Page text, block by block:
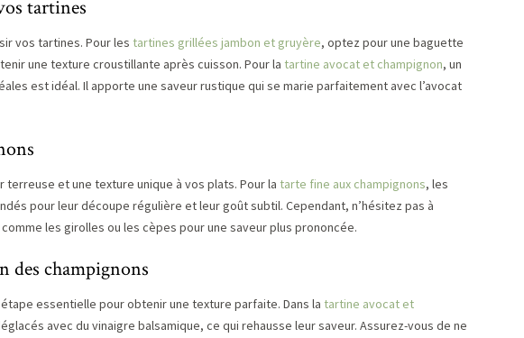
tartines
vos tartines. Pour les tartines grillées jambon et gruyère, optez pour une baguette
une texture croustillante après cuisson. Pour la tartine avocat et champignon, un
est idéal. Il apporte une saveur rustique qui se marie parfaitement avec l’avocat
terreuse et une texture unique à vos plats. Pour la tarte fine aux champignons, les
pour leur découpe régulière et leur goût subtil. Cependant, n’hésitez pas à
les girolles ou les cèpes pour une saveur plus prononcée.
des champignons
essentielle pour obtenir une texture parfaite. Dans la tartine avocat et
avec du vinaigre balsamique, ce qui rehausse leur saveur. Assurez-vous de ne